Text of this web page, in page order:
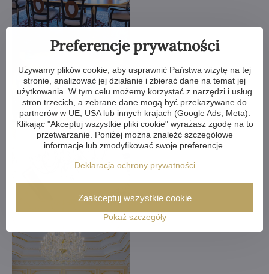
Preferencje prywatności
Używamy plików cookie, aby usprawnić Państwa wizytę na tej
stronie, analizować jej działanie i zbierać dane na temat jej
użytkowania. W tym celu możemy korzystać z narzędzi i usług
stron trzecich, a zebrane dane mogą być przekazywane do
partnerów w UE, USA lub innych krajach (Google Ads, Meta).
Klikając "Akceptuj wszystkie pliki cookie" wyrażasz zgodę na to
przetwarzanie. Poniżej można znaleźć szczegółowe
informacje lub zmodyfikować swoje preferencje.
Deklaracja ochrony prywatności
Pokaż szczegóły
Zaakceptuj wszystkie cookie